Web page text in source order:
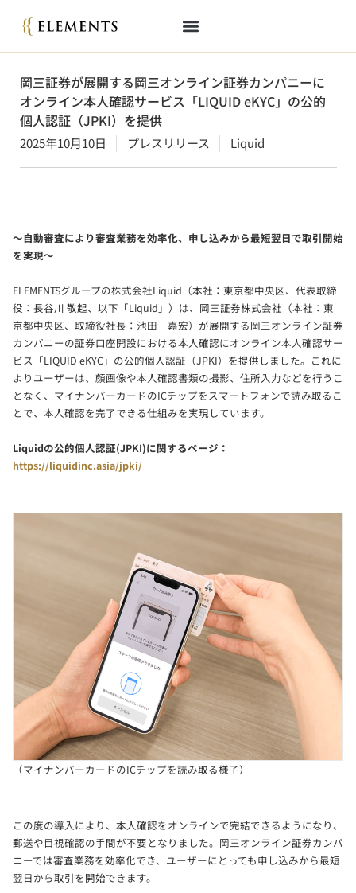
岡三証券が展開する岡三オンライン証券カンパニーに
オンライン本人確認サービス「LIQUID eKYC」の公的
個人認証（JPKI）を提供
2025年10月10日 プレスリリース Liquid
～自動審査により審査業務を効率化、申し込みから最短翌日で取引開始
を実現～
ELEMENTSグループの株式会社Liquid（本社：東京都中央区、代表取締
役：長谷川 敬起、以下「Liquid」）は、岡三証券株式会社（本社：東
京都中央区、取締役社長：池田 嘉宏）が展開する岡三オンライン証券
カンパニーの証券口座開設における本人確認にオンライン本人確認サー
ビス「LIQUID eKYC」の公的個人認証（JPKI）を提供しました。これに
よりユーザーは、顔画像や本人確認書類の撮影、住所入力などを行うこ
となく、マイナンバーカードのICチップをスマートフォンで読み取るこ
とで、本人確認を完了できる仕組みを実現しています。
Liquidの公的個人認証(JPKI)に関するページ：
https://liquidinc.asia/jpki/
（マイナンバーカードのICチップを読み取る様子）
この度の導入により、本人確認をオンラインで完結できるようになり、
郵送や目視確認の手間が不要となりました。岡三オンライン証券カンパ
ニーでは審査業務を効率化でき、ユーザーにとっても申し込みから最短
翌日から取引を開始できます。